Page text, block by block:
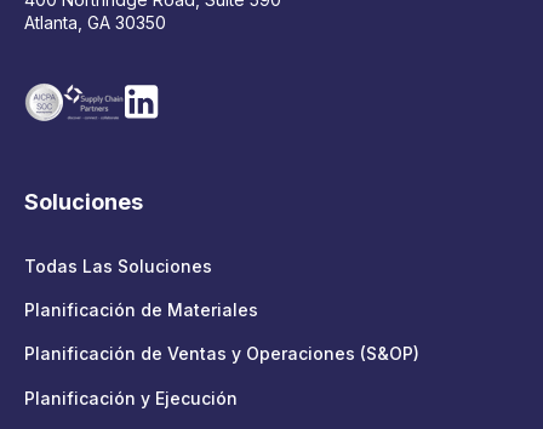
Atlanta, GA 30350
Soluciones
Todas Las Soluciones
Planificación de Materiales
Planificación de Ventas y Operaciones (S&OP)
Planificación y Ejecución